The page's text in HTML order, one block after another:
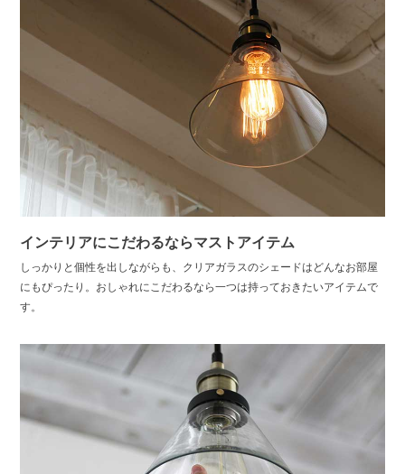
インテリアにこだわるならマストアイテム
しっかりと個性を出しながらも、クリアガラスのシェードはどんなお部屋
にもぴったり。おしゃれにこだわるなら一つは持っておきたいアイテムで
す。